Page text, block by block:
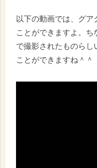
以下の動画では、グ
ことができますよ。
で撮影されたものらし
ことができますね＾＾